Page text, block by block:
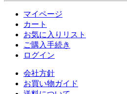
マイページ
カート
お気に入りリスト
ご購入手続き
ログイン
会社方針
お買い物ガイド